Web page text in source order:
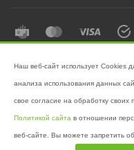
Наш веб-сайт использует Cookies
анализа использования данных
свое согласие на обработку своих
Политикой сайта в отношении
веб-сайте. Вы можете запретить